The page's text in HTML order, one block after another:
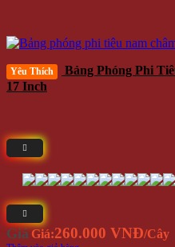
Yêu Thích
Bảng Phóng Phi
17 Inch
Giá Giá:260.000 VNĐ/Cây